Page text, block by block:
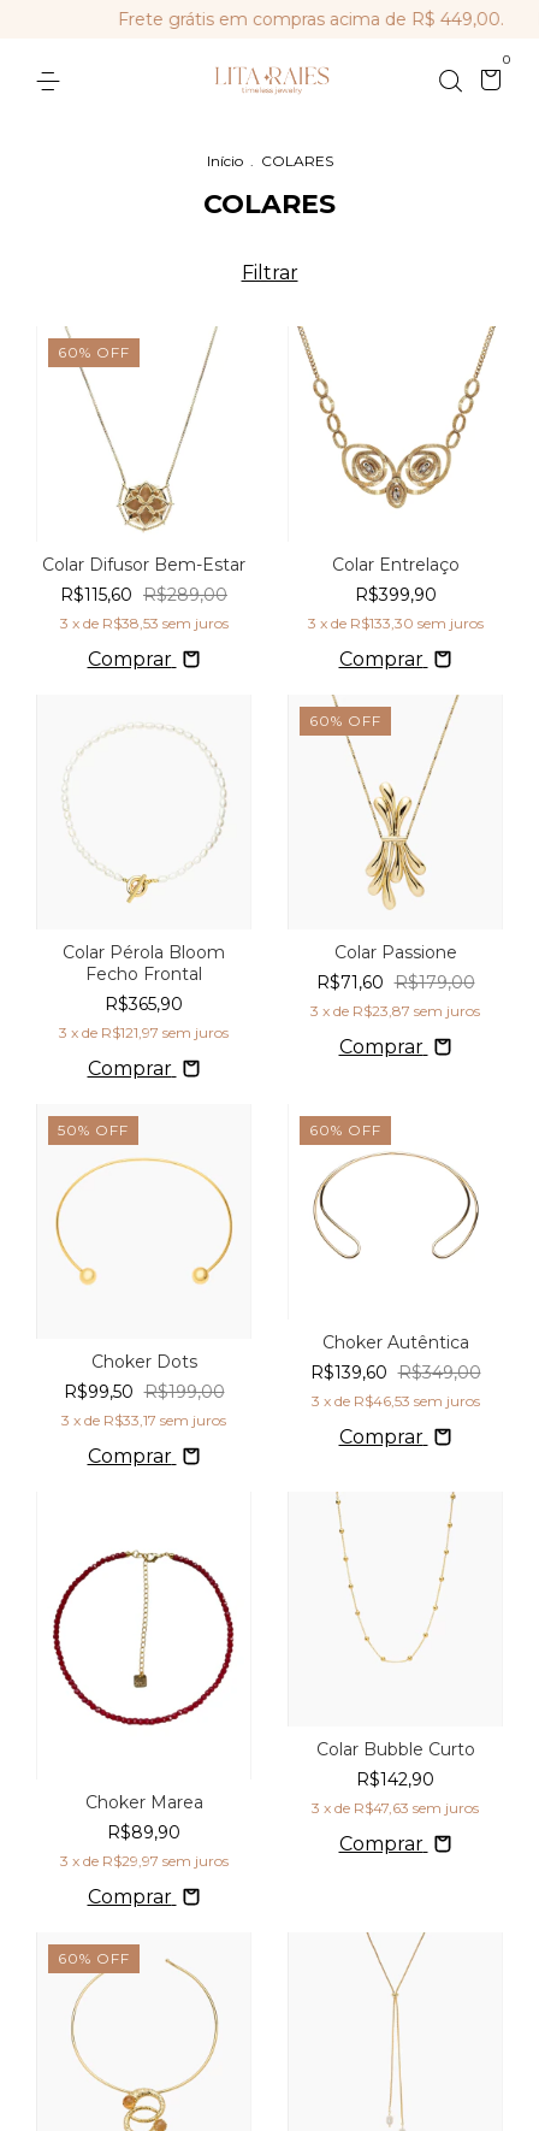
Frete grátis em compras acima de R$ 449,00.
0
Início . COLARES
COLARES
Filtrar
60% OFF
Colar Difusor Bem-Estar
R$115,60 R$289,00
3 x de R$38,53 sem juros
Comprar
Colar Entrelaço
R$399,90
3 x de R$133,30 sem juros
Comprar
Colar Pérola Bloom
Fecho Frontal
R$365,90
3 x de R$121,97 sem juros
Comprar
60% OFF
Colar Passione
R$71,60 R$179,00
3 x de R$23,87 sem juros
Comprar
50% OFF
Choker Dots
R$99,50 R$199,00
3 x de R$33,17 sem juros
Comprar
60% OFF
Choker Autêntica
R$139,60 R$349,00
3 x de R$46,53 sem juros
Comprar
Choker Marea
R$89,90
3 x de R$29,97 sem juros
Comprar
Colar Bubble Curto
R$142,90
3 x de R$47,63 sem juros
Comprar
60% OFF